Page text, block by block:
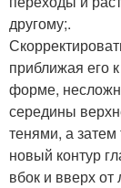
другому;.
приближая его
форме,
середины
тенями, а затем
новый контур
вбок и вверх